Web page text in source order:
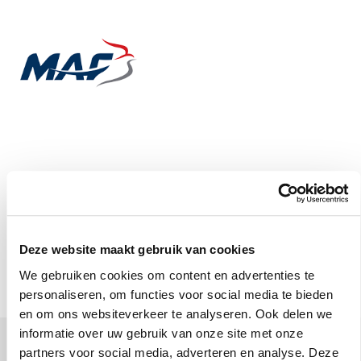
Deze website maakt gebruik van cookies
We gebruiken cookies om content en advertenties te
personaliseren, om functies voor social media te bieden
en om ons websiteverkeer te analyseren. Ook delen we
informatie over uw gebruik van onze site met onze
partners voor social media, adverteren en analyse. Deze
Uw steun geeft ons werk vleugels
Uw donatie heeft impact!